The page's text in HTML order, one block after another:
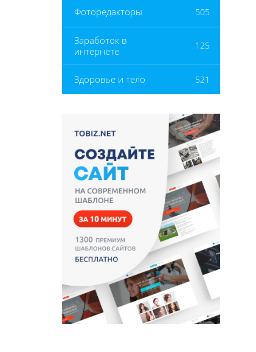
Фоторедакторы 505
Заработок в
интернете
125
Здоровье и тело 521